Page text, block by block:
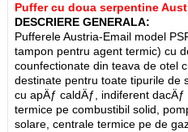
Puffer cu doua serpentine
DESCRIERE GENERALA:
Pufferele Austria-Email model
tampon pentru agent termic) cu
counfectionate din teava de otel
destinate pentru toate tipurile de
cu apÄƒ caldÄƒ, indiferent
termice pe combustibil solid,
solare, centrale termice pe de